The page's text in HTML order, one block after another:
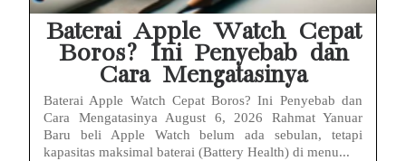
Baterai Apple Watch Cepat
Boros? Ini Penyebab dan
Cara Mengatasinya
Baterai Apple Watch Cepat Boros? Ini Penyebab dan
Cara Mengatasinya August 6, 2026 Rahmat Yanuar
Baru beli Apple Watch belum ada sebulan, tetapi
kapasitas maksimal baterai (Battery Health) di menu...